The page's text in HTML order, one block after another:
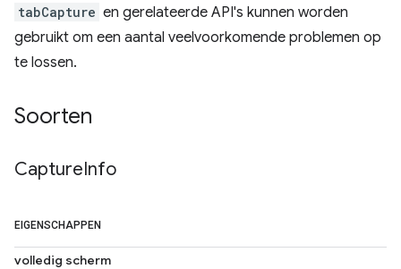
tabCapture en gerelateerde API's kunnen worden
gebruikt om een ​​aantal veelvoorkomende problemen op
te lossen.
Soorten
CaptureInfo
EIGENSCHAPPEN
volledig scherm